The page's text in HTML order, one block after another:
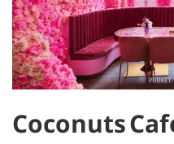
Coconuts